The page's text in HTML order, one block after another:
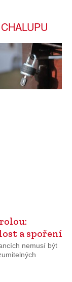
a spoření
nemusí být